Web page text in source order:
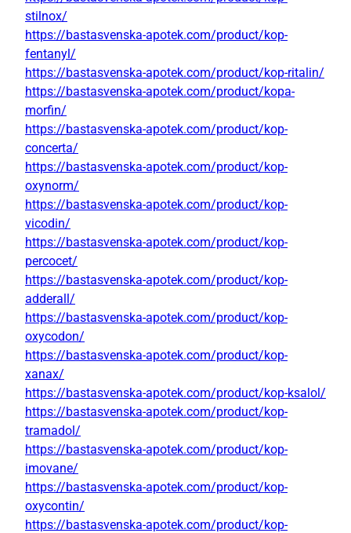
stilnox/
https://bastasvenska-apotek.com/product/kop-
fentanyl/
https://bastasvenska-apotek.com/product/kop-ritalin/
https://bastasvenska-apotek.com/product/kopa-
morfin/
https://bastasvenska-apotek.com/product/kop-
concerta/
https://bastasvenska-apotek.com/product/kop-
oxynorm/
https://bastasvenska-apotek.com/product/kop-
vicodin/
https://bastasvenska-apotek.com/product/kop-
percocet/
https://bastasvenska-apotek.com/product/kop-
adderall/
https://bastasvenska-apotek.com/product/kop-
oxycodon/
https://bastasvenska-apotek.com/product/kop-
xanax/
https://bastasvenska-apotek.com/product/kop-ksalol/
https://bastasvenska-apotek.com/product/kop-
tramadol/
https://bastasvenska-apotek.com/product/kop-
imovane/
https://bastasvenska-apotek.com/product/kop-
oxycontin/
https://bastasvenska-apotek.com/product/kop-